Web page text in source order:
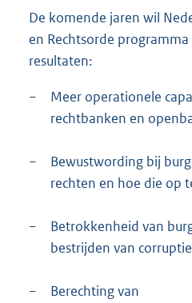
De komende jaren wil
en Rechtsorde
resultaten:
−
Meer operationele
rechtbanken en
−
Bewustwording bij
rechten en hoe die op
−
Betrokkenheid van
bestrijden van
−
Berechting van